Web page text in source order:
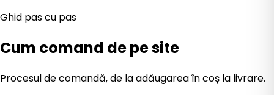
Ghid pas cu pas
Cum comand de pe site
Procesul de comandă, de la adăugarea în coș la livrare.